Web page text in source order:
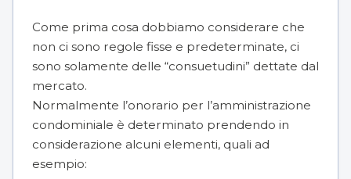
Come prima cosa dobbiamo considerare che
non ci sono regole fisse e predeterminate, ci
sono solamente delle “consuetudini” dettate dal
mercato.
Normalmente l’onorario per l’amministrazione
condominiale è determinato prendendo in
considerazione alcuni elementi, quali ad
esempio: